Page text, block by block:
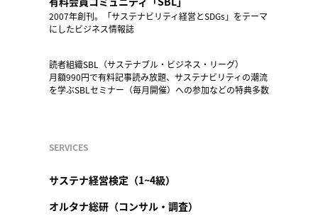
2007年創刊。「サステナビリティ経営とSDGs」をテーマ
にしたビジネス情報誌
読者組織SBL（サステナブル・ビジネス・リーグ）
月額990円で有料記事読み放題、サステナビリティの潮流
を学ぶSBLセミナー（毎月開催）への参加などの特典多数
SERVICES
サステナ経営検定（1~4級）
オルタナ総研（コンサル・調査）